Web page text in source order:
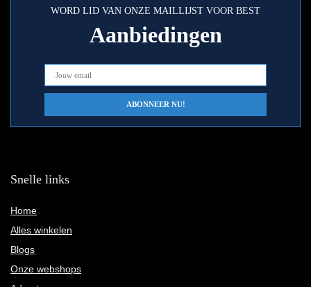
WORD LID VAN ONZE MAILLIJST VOOR BEST
Aanbiedingen
Snelle links
Home
Alles winkelen
Blogs
Onze webshops